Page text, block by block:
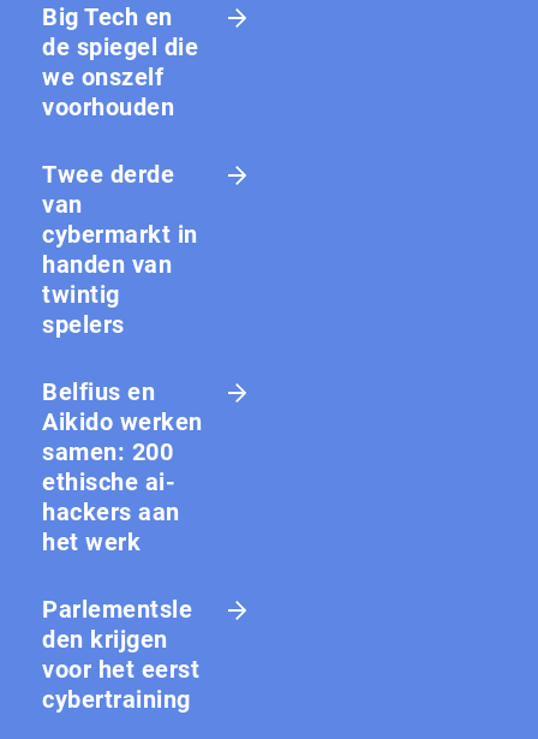
Big Tech en
de spiegel die
we onszelf
voorhouden
Twee derde
van
cybermarkt in
handen van
twintig
spelers
Belfius en
Aikido werken
samen: 200
ethische ai-
hackers aan
het werk
Parlementsle
den krijgen
voor het eerst
cybertraining